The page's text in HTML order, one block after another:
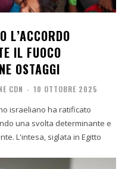
L’ACCORDO
IL FUOCO
OSTAGGI
CDN - 10 OTTOBRE 2025
israeliano ha ratificato
una svolta determinante e